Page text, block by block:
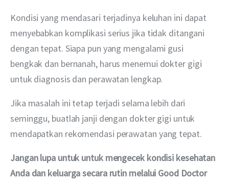
Kondisi yang mendasari terjadinya keluhan ini dapat
menyebabkan komplikasi serius jika tidak ditangani
dengan tepat. Siapa pun yang mengalami gusi
bengkak dan bernanah, harus menemui dokter gigi
untuk diagnosis dan perawatan lengkap.
Jika masalah ini tetap terjadi selama lebih dari
seminggu, buatlah janji dengan dokter gigi untuk
mendapatkan rekomendasi perawatan yang tepat.
Jangan lupa untuk untuk mengecek kondisi kesehatan
Anda dan keluarga secara rutin melalui Good Doctor